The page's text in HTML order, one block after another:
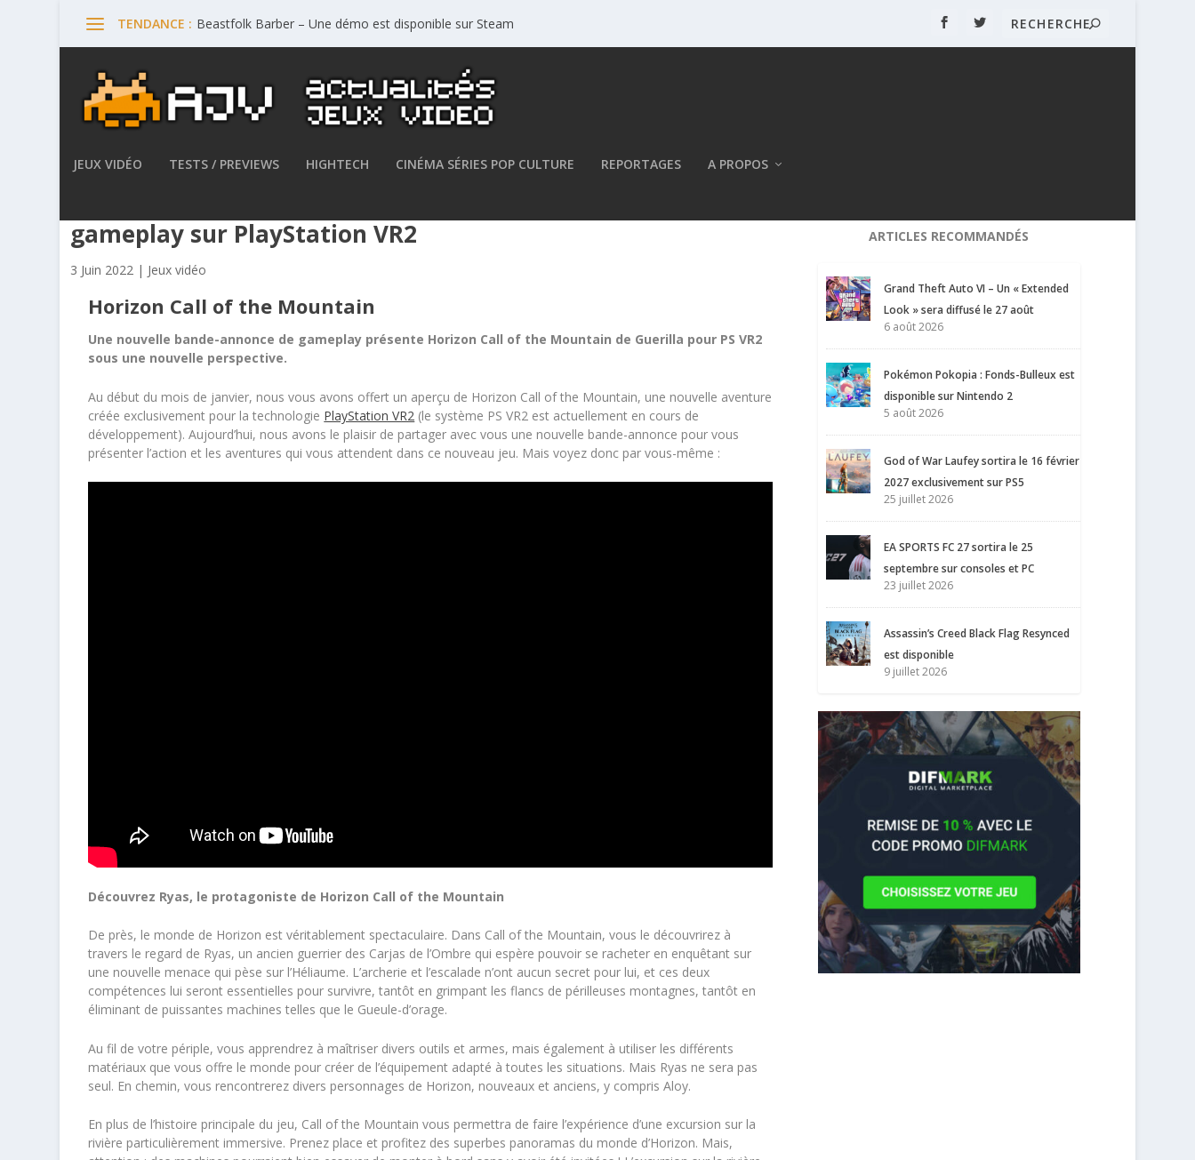
TENDANCE : Beastfolk Barber – Une démo est disponible sur Steam
JEUX VIDÉO TESTS / PREVIEWS HIGHTECH CINÉMA SÉRIES POP CULTURE REPORTAGES A PROPOS
gameplay sur PlayStation VR2
3 Juin 2022 | Jeux vidéo
Horizon Call of the Mountain
Une nouvelle bande-annonce de gameplay présente Horizon Call of the Mountain de Guerilla pour PS VR2
sous une nouvelle perspective.
Au début du mois de janvier, nous vous avons offert un aperçu de Horizon Call of the Mountain, une nouvelle aventure
créée exclusivement pour la technologie PlayStation VR2 (le système PS VR2 est actuellement en cours de
développement). Aujourd’hui, nous avons le plaisir de partager avec vous une nouvelle bande-annonce pour vous
présenter l’action et les aventures qui vous attendent dans ce nouveau jeu. Mais voyez donc par vous-même :
Découvrez Ryas, le protagoniste de Horizon Call of the Mountain
De près, le monde de Horizon est véritablement spectaculaire. Dans Call of the Mountain, vous le découvrirez à
travers le regard de Ryas, un ancien guerrier des Carjas de l’Ombre qui espère pouvoir se racheter en enquêtant sur
une nouvelle menace qui pèse sur l’Héliaume. L’archerie et l’escalade n’ont aucun secret pour lui, et ces deux
compétences lui seront essentielles pour survivre, tantôt en grimpant les flancs de périlleuses montagnes, tantôt en
éliminant de puissantes machines telles que le Gueule-d’orage.
Au fil de votre périple, vous apprendrez à maîtriser divers outils et armes, mais également à utiliser les différents
matériaux que vous offre le monde pour créer de l’équipement adapté à toutes les situations. Mais Ryas ne sera pas
seul. En chemin, vous rencontrerez divers personnages de Horizon, nouveaux et anciens, y compris Aloy.
En plus de l’histoire principale du jeu, Call of the Mountain vous permettra de faire l’expérience d’une excursion sur la
rivière particulièrement immersive. Prenez place et profitez des superbes panoramas du monde d’Horizon. Mais,
ARTICLES RECOMMANDÉS
Grand Theft Auto VI – Un « Extended
Look » sera diffusé le 27 août
6 août 2026
Pokémon Pokopia : Fonds-Bulleux est
disponible sur Nintendo 2
5 août 2026
God of War Laufey sortira le 16 février
2027 exclusivement sur PS5
25 juillet 2026
EA SPORTS FC 27 sortira le 25
septembre sur consoles et PC
23 juillet 2026
Assassin’s Creed Black Flag Resynced
est disponible
9 juillet 2026